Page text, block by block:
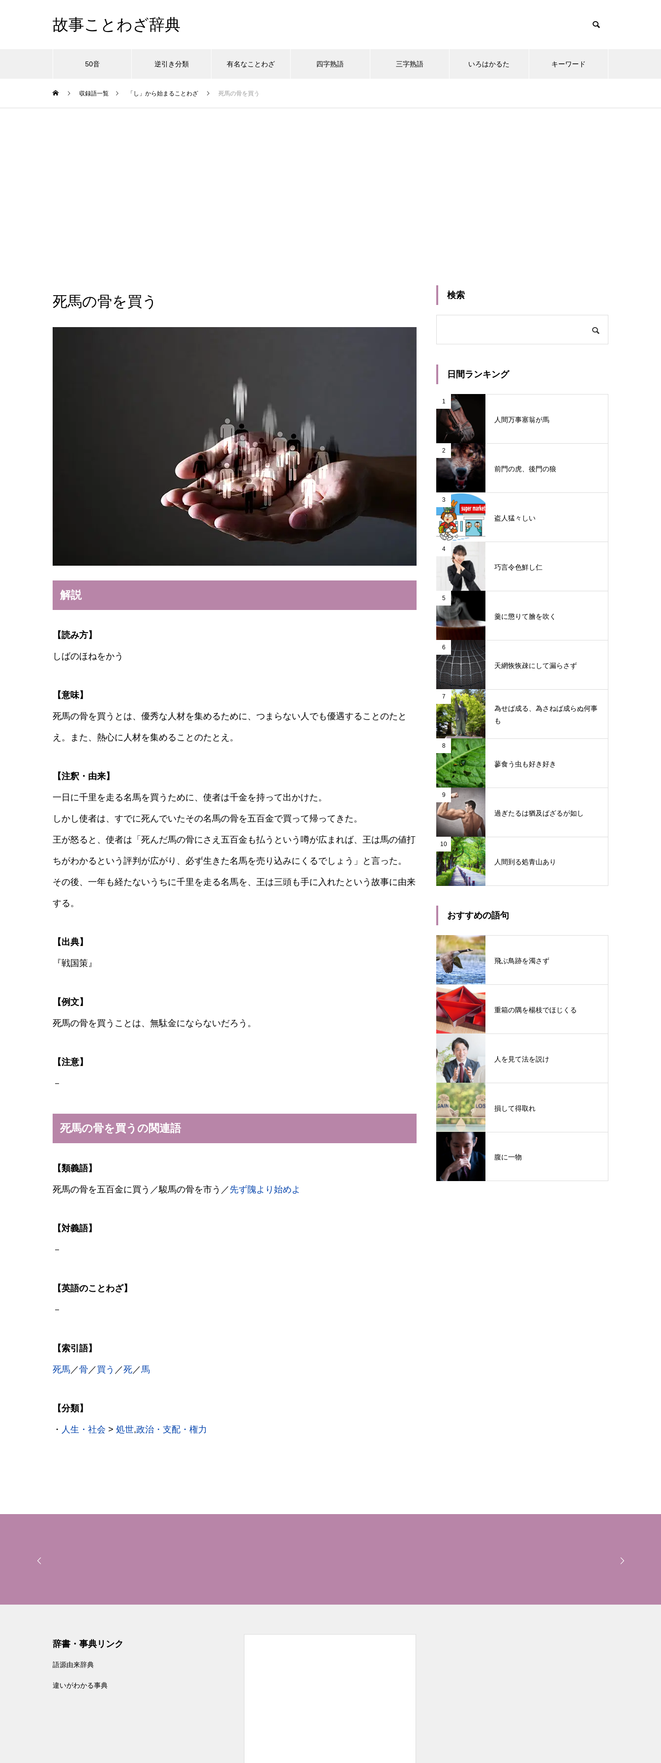
故事ことわざ辞典
50音 逆引き分類 有名なことわざ 四字熟語 三字熟語 いろはかるた キーワード
収録語一覧 「し」から始まることわざ 死馬の骨を買う
死馬の骨を買う
解説
【読み方】
しばのほねをかう
【意味】
死馬の骨を買うとは、優秀な人材を集めるために、つまらない人でも優遇することのたと
え。また、熱心に人材を集めることのたとえ。
【注釈・由来】
一日に千里を走る名馬を買うために、使者は千金を持って出かけた。
しかし使者は、すでに死んでいたその名馬の骨を五百金で買って帰ってきた。
王が怒ると、使者は「死んだ馬の骨にさえ五百金も払うという噂が広まれば、王は馬の値打
ちがわかるという評判が広がり、必ず生きた名馬を売り込みにくるでしょう」と言った。
その後、一年も経たないうちに千里を走る名馬を、王は三頭も手に入れたという故事に由来
する。
【出典】
『戦国策』
【例文】
死馬の骨を買うことは、無駄金にならないだろう。
【注意】
－
死馬の骨を買うの関連語
【類義語】
死馬の骨を五百金に買う／駿馬の骨を市う／ 先ず隗より始めよ
【対義語】
－
【英語のことわざ】
－
【索引語】
死馬 ／骨 ／ 買う ／死／馬
【分類】
・ 人生・社会 > 処世,政治・支配・権力
検索
日間ランキング
1
人間万事塞翁が馬
2
前門の虎、後門の狼
3
盗人猛々しい
4
巧言令色鮮し仁
5
羹に懲りて膾を吹く
6
天網恢恢疎にして漏らさず
7
為せば成る、為さねば成らぬ何事
も
8
蓼食う虫も好き好き
9
過ぎたるは猶及ばざるが如し
10
人間到る処青山あり
おすすめの語句
飛ぶ鳥跡を濁さず
重箱の隅を楊枝でほじくる
人を見て法を説け
損して得取れ
腹に一物
辞書・事典リンク
語源由来辞典
違いがわかる事典